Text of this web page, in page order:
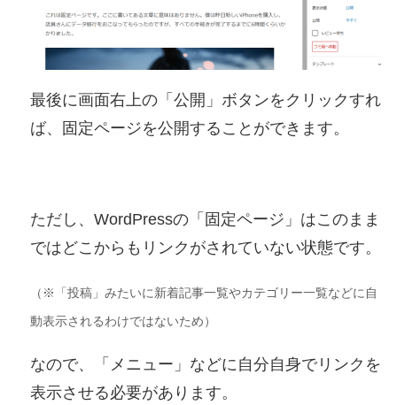
最後に画面右上の「公開」ボタンをクリックすれ
ば、固定ページを公開することができます。
ただし、WordPressの「固定ページ」はこのまま
ではどこからもリンクがされていない状態です。
（ ※
「投稿」みたいに新着記事一覧やカテゴリー一覧などに自
動表示されるわけではないため）
なので、「メニュー」などに自分自身でリンクを
表示させる必要があります。